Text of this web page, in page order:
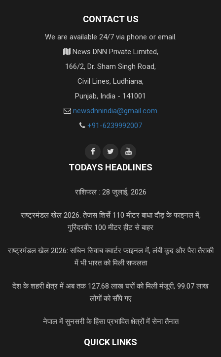
CONTACT US
We are available 24/7 via phone or email.
News DNN Private Limited,
166/2, Dr. Sham Singh Road,
Civil Lines, Ludhiana,
Punjab, India - 141001
newsdnnindia@gmail.com
+91-6239992007
TODAYS HEADLINES
राशिफल : 28 जुलाई, 2026
राष्ट्रमंडल खेल 2026: तेजस शिर्से 110 मीटर बाधा दौड़ के फाइनल में,
गुरिंदरवीर 100 मीटर हीट से बाहर
राष्ट्रमंडल खेल 2026: सचिन सिवाच क्वार्टर फाइनल में, लंबी कूद और पैरा तैराकी
में भी भारत को मिली सफलता
देश के शहरी क्षेत्र में अब तक 127.68 लाख घरों को मिली मंजूरी, 99.07 लाख
लोगों को सौंपे गए
नेपाल में सुनसरी के हिंसा प्रभावित क्षेत्रों में सेना तैनात
QUICK LINKS